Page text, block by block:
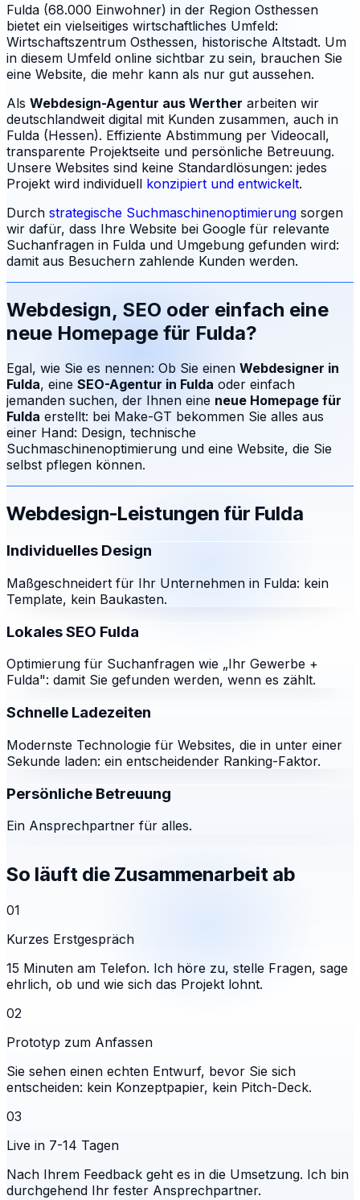
Fulda (68.000 Einwohner) in der Region Osthessen
bietet ein vielseitiges wirtschaftliches Umfeld:
Wirtschaftszentrum Osthessen, historische Altstadt. Um
in diesem Umfeld online sichtbar zu sein, brauchen Sie
eine Website, die mehr kann als nur gut aussehen.
Als Webdesign-Agentur aus Werther arbeiten wir
deutschlandweit digital mit Kunden zusammen, auch in
Fulda (Hessen). Effiziente Abstimmung per Videocall,
transparente Projektseite und persönliche Betreuung.
Unsere Websites sind keine Standardlösungen: jedes
Projekt wird individuell konzipiert und entwickelt.
Durch strategische Suchmaschinenoptimierung sorgen
wir dafür, dass Ihre Website bei Google für relevante
Suchanfragen in Fulda und Umgebung gefunden wird:
damit aus Besuchern zahlende Kunden werden.
Webdesign, SEO oder einfach eine
neue Homepage für Fulda?
Egal, wie Sie es nennen: Ob Sie einen Webdesigner in
Fulda, eine SEO-Agentur in Fulda oder einfach
jemanden suchen, der Ihnen eine neue Homepage für
Fulda erstellt: bei Make-GT bekommen Sie alles aus
einer Hand: Design, technische
Suchmaschinenoptimierung und eine Website, die Sie
selbst pflegen können.
Webdesign-Leistungen für Fulda
Individuelles Design
Maßgeschneidert für Ihr Unternehmen in Fulda: kein
Template, kein Baukasten.
Lokales SEO Fulda
Optimierung für Suchanfragen wie „Ihr Gewerbe +
Fulda": damit Sie gefunden werden, wenn es zählt.
Schnelle Ladezeiten
Modernste Technologie für Websites, die in unter einer
Sekunde laden: ein entscheidender Ranking-Faktor.
Persönliche Betreuung
Ein Ansprechpartner für alles.
So läuft die Zusammenarbeit ab
01
Kurzes Erstgespräch
15 Minuten am Telefon. Ich höre zu, stelle Fragen, sage
ehrlich, ob und wie sich das Projekt lohnt.
02
Prototyp zum Anfassen
Sie sehen einen echten Entwurf, bevor Sie sich
entscheiden: kein Konzeptpapier, kein Pitch-Deck.
03
Live in 7-14 Tagen
Nach Ihrem Feedback geht es in die Umsetzung. Ich bin
durchgehend Ihr fester Ansprechpartner.